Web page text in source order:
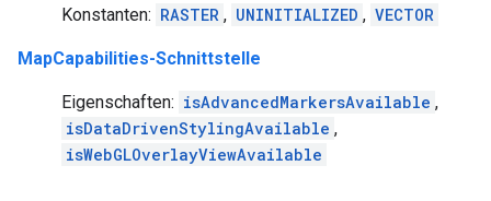
Konstanten: RASTER , UNINITIALIZED , VECTOR
MapCapabilities-Schnittstelle
Eigenschaften: isAdvancedMarkersAvailable ,
isDataDrivenStylingAvailable ,
isWebGLOverlayViewAvailable